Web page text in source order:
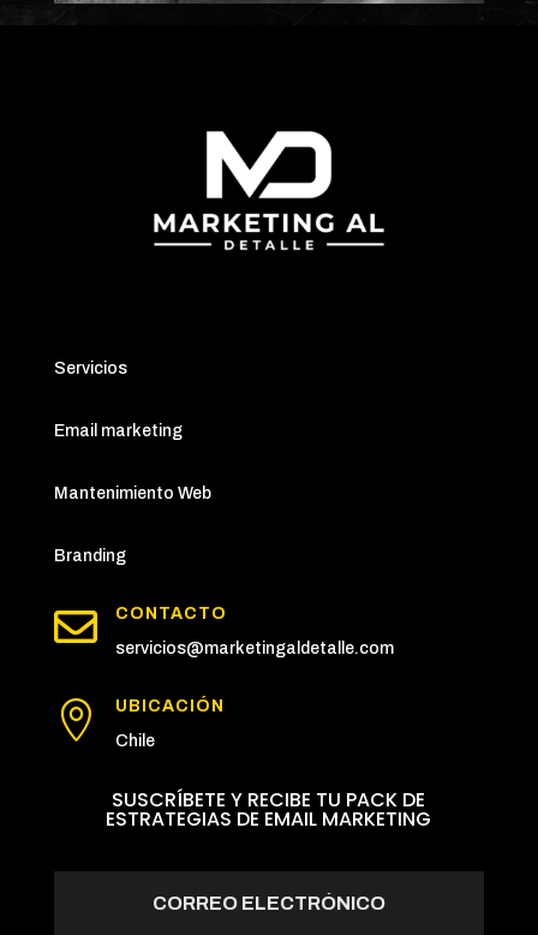
Servicios
Email marketing
Mantenimiento Web
Branding

CONTACTO
servicios@marketingaldetalle.com

UBICACIÓN
Chile
SUSCRÍBETE Y RECIBE TU PACK DE
ESTRATEGIAS DE EMAIL MARKETING